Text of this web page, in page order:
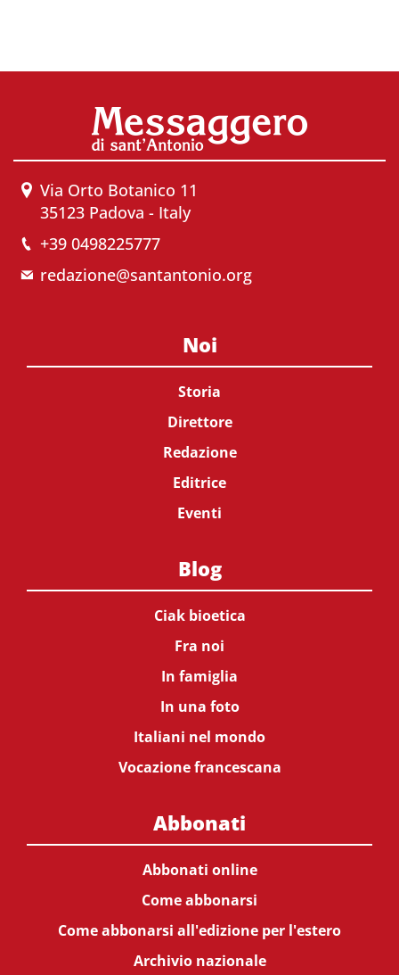
Via Orto Botanico 11
35123 Padova - Italy
+39 0498225777
redazione@santantonio.org
Noi
Storia
Direttore
Redazione
Editrice
Eventi
Blog
Ciak bioetica
Fra noi
In famiglia
In una foto
Italiani nel mondo
Vocazione francescana
Abbonati
Abbonati online
Come abbonarsi
Come abbonarsi all'edizione per l'estero
Archivio nazionale